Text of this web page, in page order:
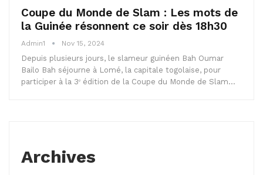
Coupe du Monde de Slam : Les mots de
la Guinée résonnent ce soir dès 18h30
Admin1 Nov 15, 2024
Depuis plusieurs jours, le slameur guinéen Bah Oumar
Bailo Bah séjourne à Lomé, la capitale togolaise, pour
participer à la 3ᵉ édition de la Coupe du Monde de Slam…
Archives